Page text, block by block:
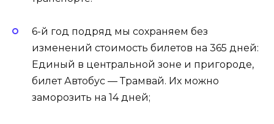
6-й год подряд мы сохраняем без
изменений стоимость билетов на 365 дней:
Единый в центральной зоне и пригороде,
билет Автобус — Трамвай. Их можно
заморозить на 14 дней;